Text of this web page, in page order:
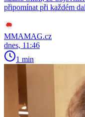
připomínat při každém
MMAMAG.cz
dnes, 11:46
1 min